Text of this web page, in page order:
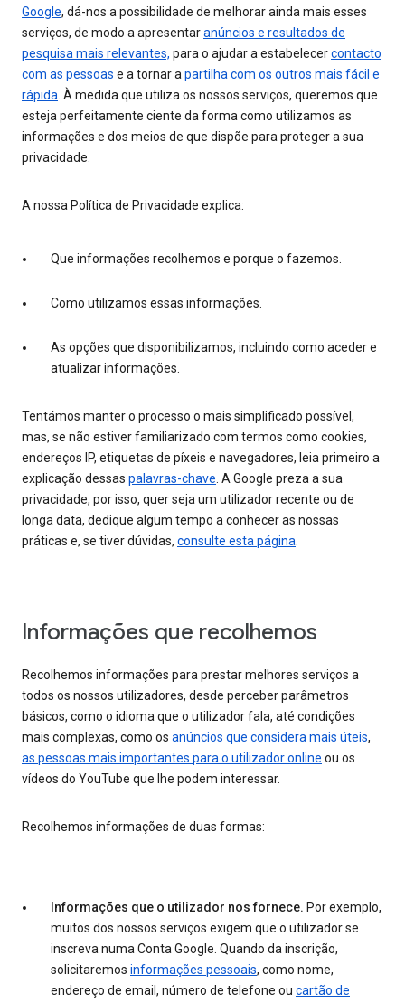
Google, dá-nos a possibilidade de melhorar ainda mais esses
serviços, de modo a apresentaranúncios e resultados de
pesquisa mais relevantes, para o ajudar a estabelecercontacto
com as pessoas e a tornar apartilha com os outros mais fácil e
rápida. À medida que utiliza os nossos serviços, queremos que
esteja perfeitamente ciente da forma como utilizamos as
informações e dos meios de que dispõe para proteger a sua
privacidade.
A nossa Política de Privacidade explica:
Que informações recolhemos e porque o fazemos.
Como utilizamos essas informações.
As opções que disponibilizamos, incluindo como aceder e
atualizar informações.
Tentámos manter o processo o mais simplificado possível,
mas, se não estiver familiarizado com termos como cookies,
endereços IP, etiquetas de píxeis e navegadores, leia primeiro a
explicação dessas palavras-chave. A Google preza a sua
privacidade, por isso, quer seja um utilizador recente ou de
longa data, dedique algum tempo a conhecer as nossas
práticas e, se tiver dúvidas, consulte esta página.
Informações que recolhemos
Recolhemos informações para prestar melhores serviços a
todos os nossos utilizadores, desde perceber parâmetros
básicos, como o idioma que o utilizador fala, até condições
mais complexas, como os anúncios que considera mais úteis,
as pessoas mais importantes para o utilizador online ou os
vídeos do YouTube que lhe podem interessar.
Recolhemos informações de duas formas:
Informações que o utilizador nos fornece. Por exemplo,
muitos dos nossos serviços exigem que o utilizador se
inscreva numa Conta Google. Quando da inscrição,
solicitaremos informações pessoais, como nome,
endereço de email, número de telefone ou cartão de